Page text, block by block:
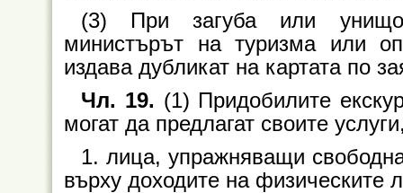
(3) При загуба или
министърът на туризма или
издава дубликат на картата по
Чл. 19. (1) Придобилите
могат да предлагат своите
1. лица, упражняващи
върху доходите на физическите